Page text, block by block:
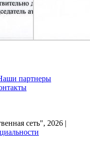
партнеры
сеть", 2026 |